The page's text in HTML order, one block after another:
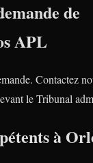
de
APL
Contactez
le Tribunal
à